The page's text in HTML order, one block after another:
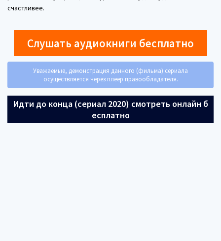
счастливее.
Слушать аудиокниги бесплатно
Уважаемые, демонстрация данного (фильма) сериала
осуществляется через плеер правообладателя.
Идти до конца (сериал 2020) смотреть онлайн б
есплатно